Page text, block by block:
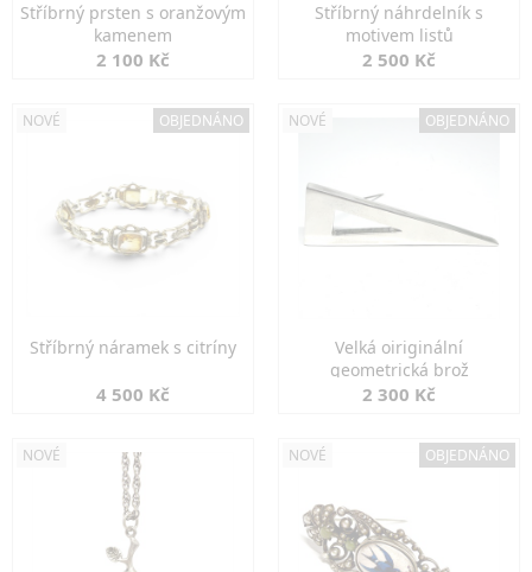
Stříbrný prsten s oranžovým
kamenem
2 100 Kč
Stříbrný náhrdelník s
motivem listů
2 500 Kč
NOVÉ OBJEDNÁNO
Stříbrný náramek s citríny
4 500 Kč
NOVÉ OBJEDNÁNO
Velká oiriginální
geometrická brož
2 300 Kč
NOVÉ NOVÉ OBJEDNÁNO